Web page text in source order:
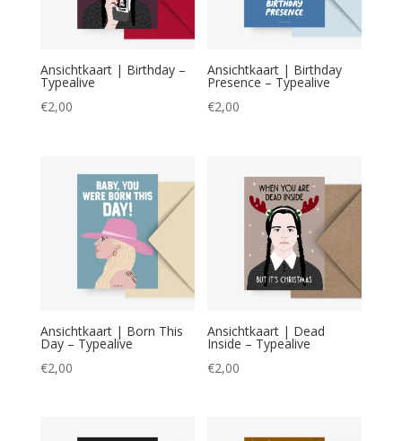
Ansichtkaart | Birthday –
Typealive
€2,00
Ansichtkaart | Birthday
Presence – Typealive
€2,00
Ansichtkaart | Born This
Day – Typealive
€2,00
Ansichtkaart | Dead
Inside – Typealive
€2,00